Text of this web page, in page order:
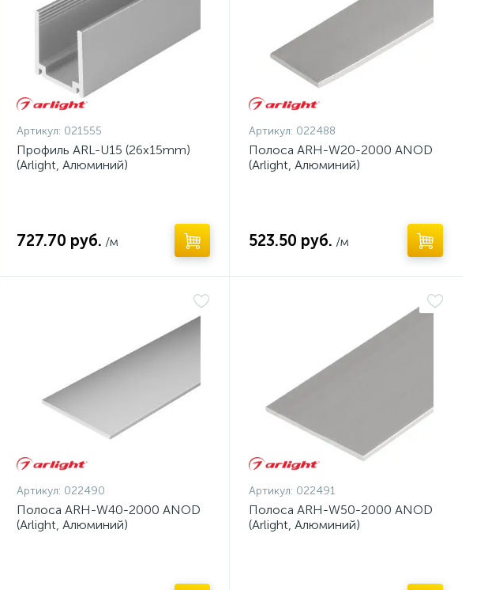
Артикул: 021555
Профиль ARL-U15 (26x15mm)
(Arlight, Алюминий)
727.70 руб. /м
Артикул: 022488
Полоса ARH-W20-2000 ANOD
(Arlight, Алюминий)
523.50 руб. /м
Артикул: 022490
Полоса ARH-W40-2000 ANOD
(Arlight, Алюминий)
Артикул: 022491
Полоса ARH-W50-2000 ANOD
(Arlight, Алюминий)